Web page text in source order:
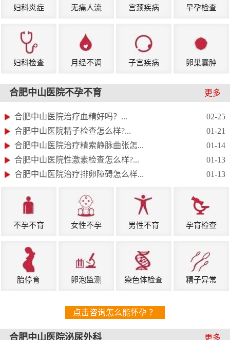
妇科炎症 无痛人流 宫颈疾病 早孕检查
妇科检查 月经不调 子宫疾病 卵巢囊肿
更多
合肥中山医院不孕不育
02-25
合肥中山医院治疗血精好吗？...
01-21
合肥中山医院精子检查怎么样?...
01-14
合肥中山医院治疗精索静脉曲张怎...
01-13
合肥中山医院性激素检查怎么样?...
01-13
合肥中山医院治疗排卵障碍怎么样...
不孕不育 女性不孕 男性不育 孕育检查
胎停育 卵泡监测 染色体检查 精子异常
点击咨询怎么能怀孕 ？
更多
合肥中山医院泌尿外科